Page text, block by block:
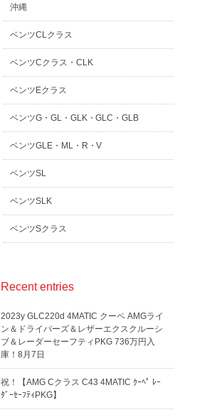
沖縄
ベンツCLクラス
ベンツCクラス・CLK
ベンツEクラス
ベンツG・GL・GLK・GLC・GLB
ベンツGLE・ML・R・V
ベンツSL
ベンツSLK
ベンツSクラス
Recent entries
2023y GLC220d 4MATIC クーペ AMGライ
ン＆ドライバーズ＆レザーエクスクルーシ
ブ＆レーダーセーフティPKG 736万円入
庫！8月7日
祝！【AMG Cクラス C43 4MATIC ｸｰﾍﾟ ﾚｰ
ﾀﾞｰｾｰﾌﾃｨPKG】